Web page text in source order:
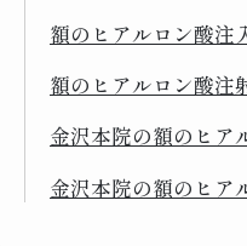
額のヒアルロン酸注
額のヒアルロン酸注
金沢本院の額のヒア
金沢本院の額のヒア